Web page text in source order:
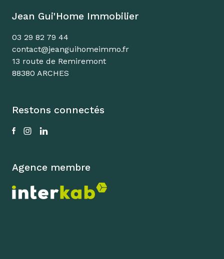
Jean Gui'Home Immobilier
03 29 82 79 44
contact@jeanguihomeimmo.fr
13 route de Remiremont
88380 ARCHES
Restons connectés
Agence membre